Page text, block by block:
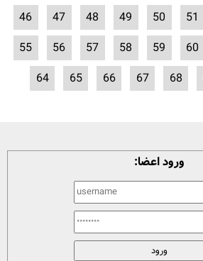
46
47 48 49 50 51
55
56 57 58 59 60
64
65 66 67 68
ورود اعضا: